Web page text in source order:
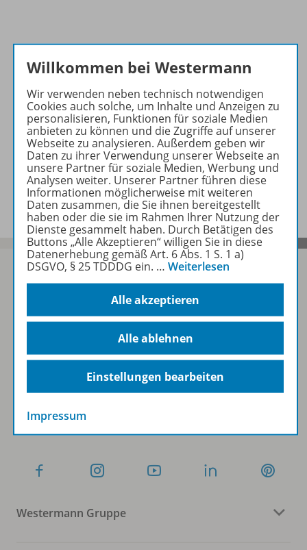
Informationen
Beschreibung
Aktualisierung zu folgenden
Werken
Folgen Sie uns auf Social Media
Westermann Gruppe
Willkommen bei Westermann
Wir verwenden neben technisch notwendigen
Cookies auch solche, um Inhalte und Anzeigen zu
personalisieren, Funktionen für soziale Medien
anbieten zu können und die Zugriffe auf unserer
Webseite zu analysieren. Außerdem geben wir
Daten zu ihrer Verwendung unserer Webseite an
unsere Partner für soziale Medien, Werbung und
Analysen weiter. Unserer Partner führen diese
Informationen möglicherweise mit weiteren
Daten zusammen, die Sie ihnen bereitgestellt
haben oder die sie im Rahmen Ihrer Nutzung der
Dienste gesammelt haben. Durch Betätigen des
Buttons „Alle Akzeptieren“ willigen Sie in diese
Datenerhebung gemäß Art. 6 Abs. 1 S. 1 a)
DSGVO, § 25 TDDDG ein. … Weiterlesen
Alle akzeptieren
Alle ablehnen
Einstellungen bearbeiten
Impressum